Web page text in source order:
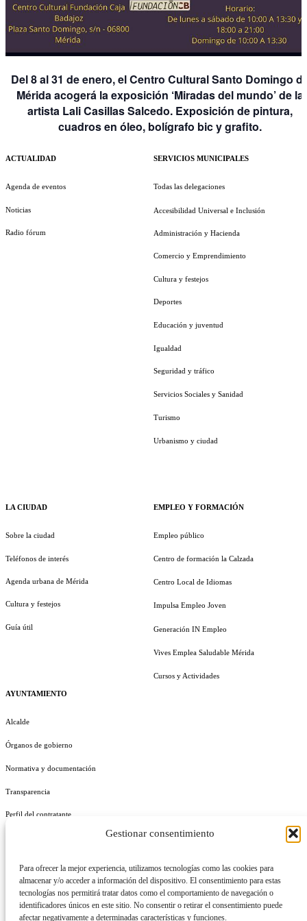
Gestionar consentimiento
Para ofrecer la mejor experiencia, utilizamos tecnologías como las cookies para
almacenar y/o acceder a información del dispositivo. El consentimiento para estas
tecnologías nos permitirá tratar datos como el comportamiento de navegación o
identificadores únicos en este sitio. No consentir o retirar el consentimiento puede
afectar negativamente a determinadas características y funciones.
Del 8 al 31 de enero, el Centro Cultural Santo Domingo
Mérida acogerá la exposición ‘Miradas del mundo’ de la
artista Lali Casillas Salcedo. Exposición de pintura,
cuadros en óleo, bolígrafo bic y grafito.
ACTUALIDAD
Agenda de eventos
Noticias
Radio fórum
LA CIUDAD
Sobre la ciudad
Teléfonos de interés
Agenda urbana de Mérida
Cultura y festejos
Guía útil
AYUNTAMIENTO
Alcalde
Órganos de gobierno
Normativa y documentación
Transparencia
Perfil del contratante
SERVICIOS MUNICIPALES
Todas las delegaciones
Accesibilidad Universal e Inclusión
Administración y Hacienda
Comercio y Emprendimiento
Cultura y festejos
Deportes
Educación y juventud
Igualdad
Seguridad y tráfico
Servicios Sociales y Sanidad
Turismo
Urbanismo y ciudad
EMPLEO Y FORMACIÓN
Empleo público
Centro de formación la Calzada
Centro Local de Idiomas
Impulsa Empleo Joven
Generación IN Empleo
Vives Emplea Saludable Mérida
Cursos y Actividades